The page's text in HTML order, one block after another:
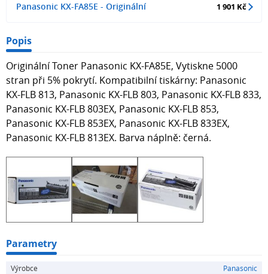
Panasonic KX-FA85E - Originální 1 901 Kč
Popis
Originální Toner Panasonic KX-FA85E, Vytiskne 5000
stran při 5% pokrytí. Kompatibilní tiskárny: Panasonic
KX-FLB 813, Panasonic KX-FLB 803, Panasonic KX-FLB 833,
Panasonic KX-FLB 803EX, Panasonic KX-FLB 853,
Panasonic KX-FLB 853EX, Panasonic KX-FLB 833EX,
Panasonic KX-FLB 813EX. Barva náplně: černá.
Parametry
Výrobce
Panasonic